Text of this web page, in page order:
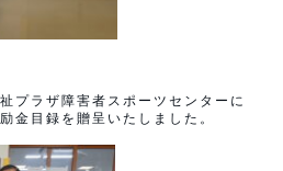
プラザ障害者スポーツセンターに
金目録を贈呈いたしました。